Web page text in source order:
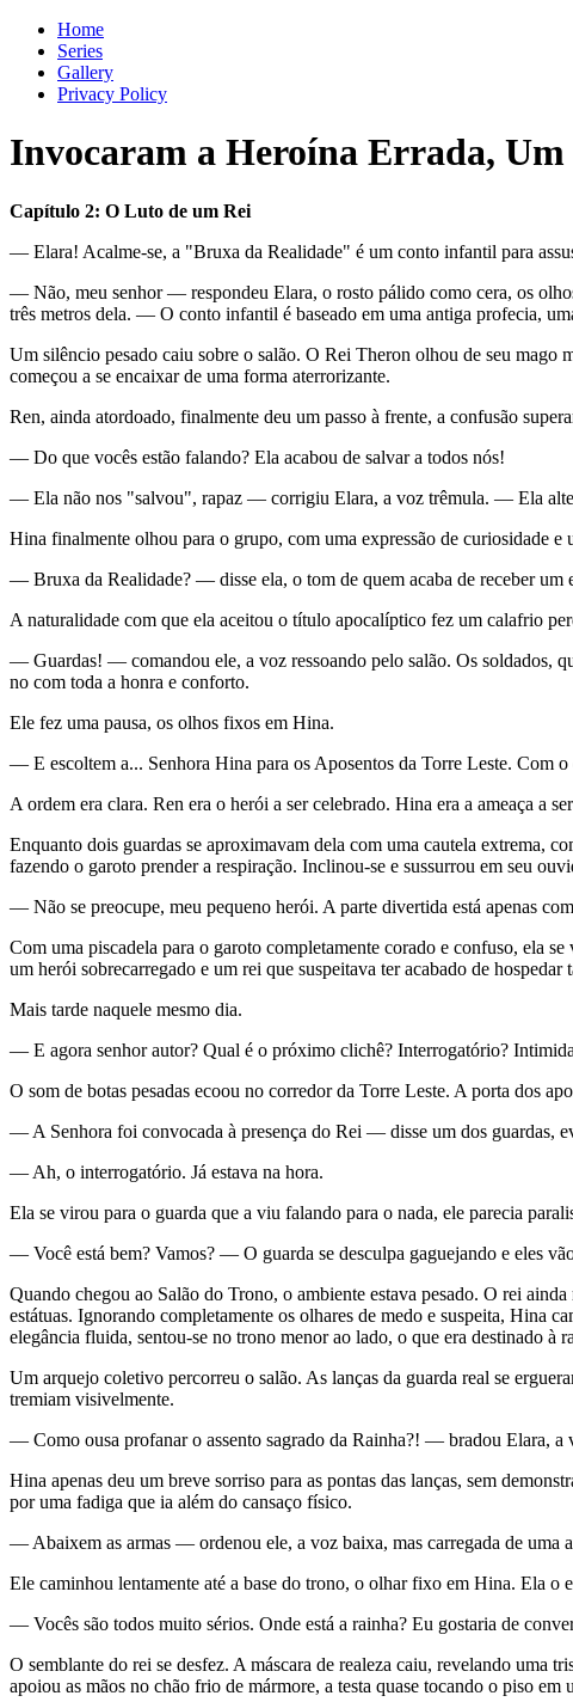
Home
Series
Gallery
Privacy Policy
Invocaram a Heroína Errada,
Capítulo 2: O Luto de um Rei
— Elara! Acalme-se, a "Bruxa da Realidade" é um conto infantil para
— Não, meu senhor — respondeu Elara, o rosto pálido como cera, os
três metros dela. — O conto infantil é baseado em uma antiga profecia,
Um silêncio pesado caiu sobre o salão. O Rei Theron olhou de seu
começou a se encaixar de uma forma aterrorizante.
Ren, ainda atordoado, finalmente deu um passo à frente, a confusão
— Do que vocês estão falando? Ela acabou de salvar a todos nós!
— Ela não nos "salvou", rapaz — corrigiu Elara, a voz trêmula. — Ela
Hina finalmente olhou para o grupo, com uma expressão de curiosidade
— Bruxa da Realidade? — disse ela, o tom de quem acaba de receber
A naturalidade com que ela aceitou o título apocalíptico fez um calafrio
— Guardas! — comandou ele, a voz ressoando pelo salão. Os soldados,
no com toda a honra e conforto.
Ele fez uma pausa, os olhos fixos em Hina.
— E escoltem a... Senhora Hina para os Aposentos da Torre Leste. Com
A ordem era clara. Ren era o herói a ser celebrado. Hina era a ameaça a
Enquanto dois guardas se aproximavam dela com uma cautela extrema,
fazendo o garoto prender a respiração. Inclinou-se e sussurrou em seu
— Não se preocupe, meu pequeno herói. A parte divertida está apenas
Com uma piscadela para o garoto completamente corado e confuso, ela
um herói sobrecarregado e um rei que suspeitava ter acabado de
Mais tarde naquele mesmo dia.
— E agora senhor autor? Qual é o próximo clichê? Interrogatório?
O som de botas pesadas ecoou no corredor da Torre Leste. A porta dos
— A Senhora foi convocada à presença do Rei — disse um dos guardas,
— Ah, o interrogatório. Já estava na hora.
Ela se virou para o guarda que a viu falando para o nada, ele parecia
— Você está bem? Vamos? — O guarda se desculpa gaguejando e eles
Quando chegou ao Salão do Trono, o ambiente estava pesado. O rei
estátuas. Ignorando completamente os olhares de medo e suspeita, Hina
elegância fluida, sentou-se no trono menor ao lado, o que era destinado à
Um arquejo coletivo percorreu o salão. As lanças da guarda real se
tremiam visivelmente.
— Como ousa profanar o assento sagrado da Rainha?! — bradou Elara, a
Hina apenas deu um breve sorriso para as pontas das lanças, sem
por uma fadiga que ia além do cansaço físico.
— Abaixem as armas — ordenou ele, a voz baixa, mas carregada de uma
Ele caminhou lentamente até a base do trono, o olhar fixo em Hina. Ela o
— Vocês são todos muito sérios. Onde está a rainha? Eu gostaria de
O semblante do rei se desfez. A máscara de realeza caiu, revelando uma
apoiou as mãos no chão frio de mármore, a testa quase tocando o piso em